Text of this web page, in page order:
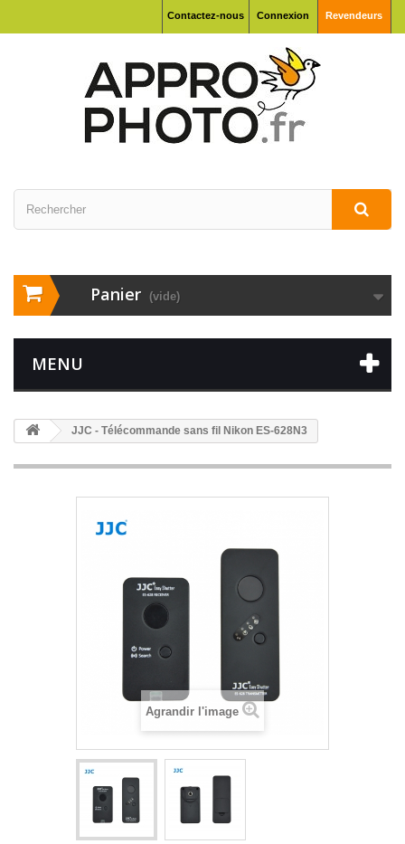
Connexion Revendeurs
Contactez-nous
Panier (vide)
MENU
JJC - Télécommande sans fil Nikon ES-628N3
Agrandir l'image